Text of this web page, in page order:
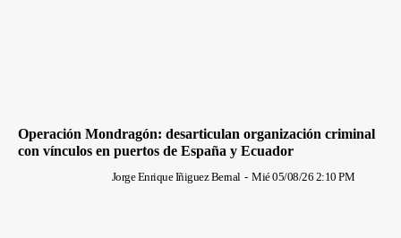
Operación Mondragón: desarticulan organización criminal
con vínculos en puertos de España y Ecuador
Jorge Enrique Iñiguez Bernal - Mié 05/08/26 2:10 PM